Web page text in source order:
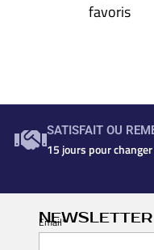
favoris
SATISFAIT OU
15 jours pour
NEWSLETTER
Email*